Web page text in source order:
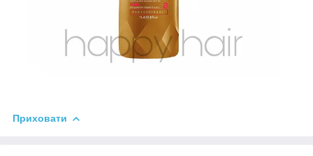
Приховати